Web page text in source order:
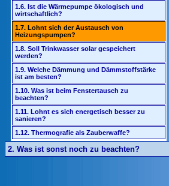
1.6. Ist die Wärmepumpe ökologisch und
wirtschaftlich?
1.7. Lohnt sich der Austausch von
Heizungspumpen?
1.8. Soll Trinkwasser solar gespeichert
werden?
1.9. Welche Dämmung und Dämmstoffstärke
ist am besten?
1.10. Was ist beim Fenstertausch zu
beachten?
1.11. Lohnt es sich energetisch besser zu
sanieren?
1.12. Thermografie als Zauberwaffe?
2. Was ist sonst noch zu beachten?